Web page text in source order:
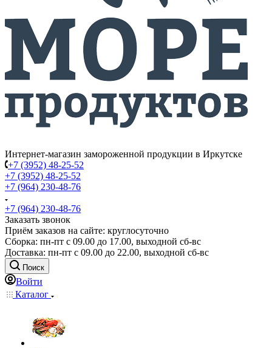
Интернет-магазин замороженной продукции в Иркутске
+7 (3952) 48-25-52
+7 (3952) 48-25-52
+7 (964) 230-48-76
+7 (964) 230-48-76
Заказать звонок
Приём заказов на сайте: круглосуточно
Сборка: пн-пт с 09.00 до 17.00, выходной сб-вс
Доставка: пн-пт с 09.00 до 22.00, выходной сб-вс
Поиск
Войти
Каталог